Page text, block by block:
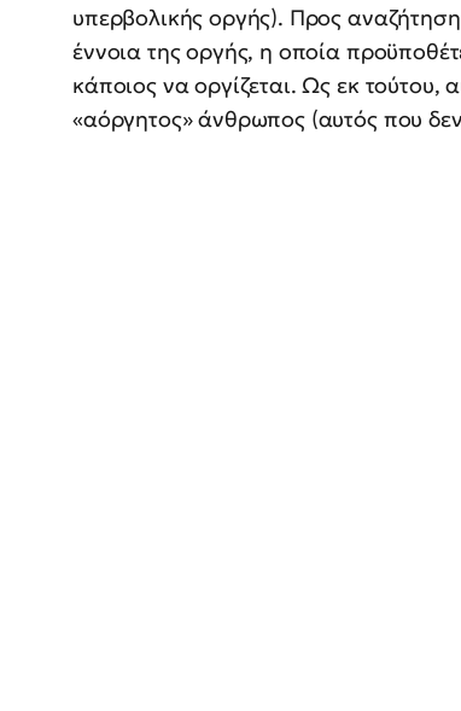
υπερβολικής οργής). Προς
έννοια της οργής, η οποία
κάποιος να οργίζεται. Ως εκ τούτου,
«αόργητος» άνθρωπος (αυτός που